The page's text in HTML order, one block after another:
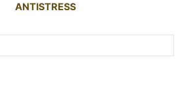
ANTISTRESS